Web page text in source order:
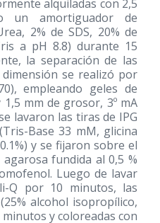
alquiladas con 2,5
un amortiguador de
2% de SDS, 20% de
a pH 8.8) durante 15
la separación de las
se realizó por
empleando geles de
mm de grosor, 3º mA
lavaron las tiras de IPG
Base 33 mM, glicina
y se fijaron sobre el
fundida al 0,5 %
Luego de lavar
Q por 10 minutos, las
alcohol isopropílico,
y coloreadas con